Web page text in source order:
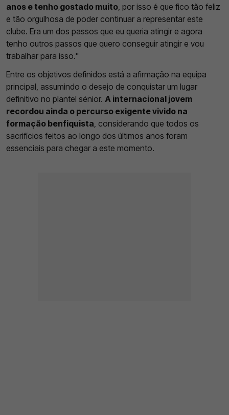
anos e tenho gostado muito , por isso é que fico tão feliz
e tão orgulhosa de poder continuar a representar este
clube. Era um dos passos que eu queria atingir e agora
tenho outros passos que quero conseguir atingir e vou
trabalhar para isso."
Entre os objetivos definidos está a afirmação na equipa
principal, assumindo o desejo de conquistar um lugar
definitivo no plantel sénior. A internacional jovem
recordou ainda o percurso exigente vivido na
formação benfiquista , considerando que todos os
sacrifícios feitos ao longo dos últimos anos foram
essenciais para chegar a este momento.